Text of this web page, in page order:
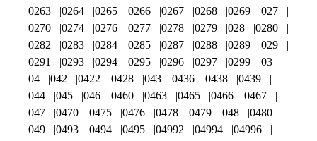
0263
0264 0265 0266 0267 0268 0269
027
0270
0274 0276 0277 0278 0279 028
0280
0282
0283 0284 0285 0287 0288 0289
029
0291
0293 0294 0295 0296 0297 0299
03
04
042 0422 0428 043 0436 0438
0439
044
045 046 0460 0463 0465 0466
0467
047
0470 0475 0476 0478 0479 048
0480
049
0493 0494 0495 04992 04994
04996